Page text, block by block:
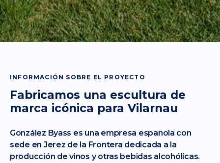
INFORMACIÓN SOBRE EL PROYECTO
Fabricamos una escultura de
marca icónica para Vilarnau
González Byass es una empresa española con
sede en Jerez de la Frontera dedicada a la
producción de vinos y otras bebidas alcohólicas.